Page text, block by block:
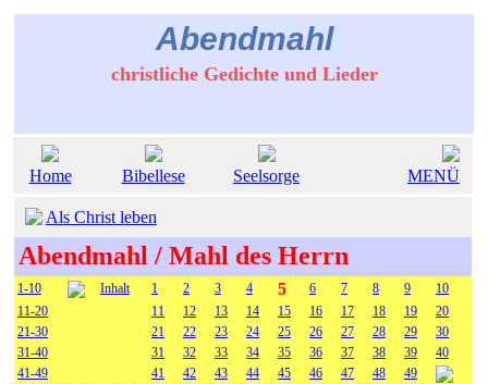
Abendmahl
christliche Gedichte und Lieder
Home Bibellese Seelsorge MENÜ
Als Christ leben
Abendmahl / Mahl des Herrn
1-10 Inhalt 1 2 3 4 5 6 7 8 9
10
11-20
11 12 13 14 15 16 17 18 19
20
21-30
21 22 23 24 25 26 27 28 29
30
31-40
31 32 33 34 35 36 37 38 39
40
41-49
41 42 43 44 45 46 47 48 49